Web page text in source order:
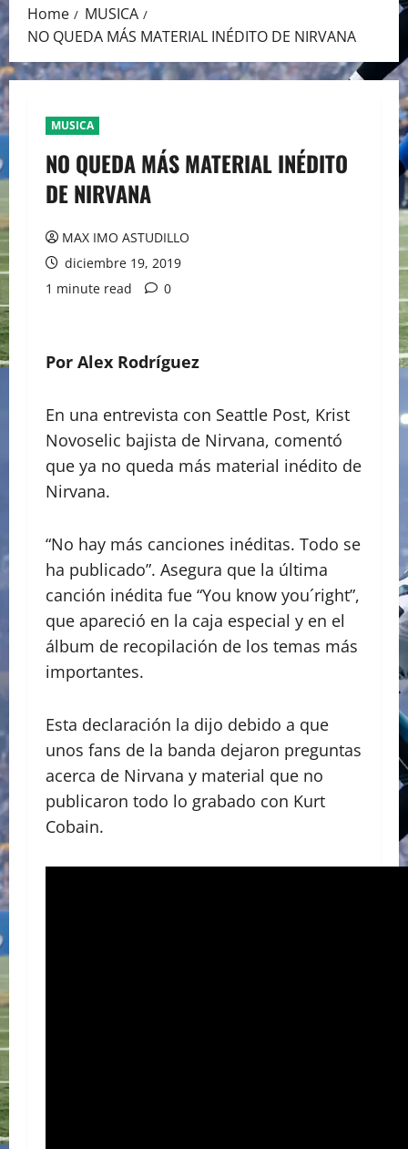
Home
MUSICA
NO QUEDA MÁS MATERIAL INÉDITO DE NIRVANA
MUSICA
NO QUEDA MÁS MATERIAL INÉDITO
DE NIRVANA
MAX IMO ASTUDILLO
diciembre 19, 2019
1 minute read
0
Por Alex Rodríguez
En una entrevista con Seattle Post, Krist
Novoselic bajista de Nirvana, comentó
que ya no queda más material inédito de
Nirvana.
“No hay más canciones inéditas. Todo se
ha publicado”. Asegura que la última
canción inédita fue “You know you´right”,
que apareció en la caja especial y en el
álbum de recopilación de los temas más
importantes.
Esta declaración la dijo debido a que
unos fans de la banda dejaron preguntas
acerca de Nirvana y material que no
publicaron todo lo grabado con Kurt
Cobain.